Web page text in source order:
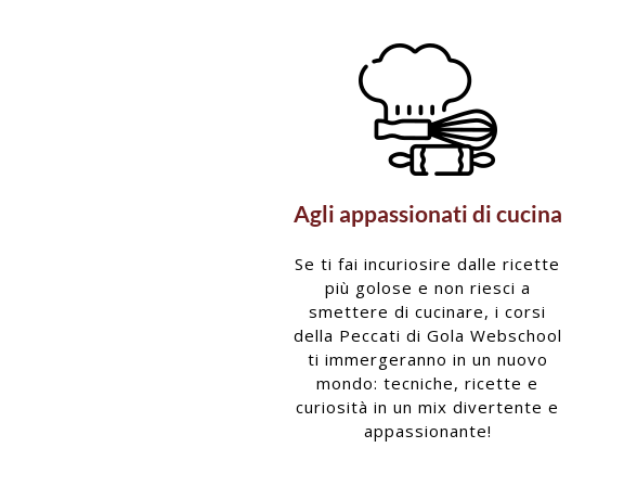
Agli appassionati di cucina
Se ti fai incuriosire dalle ricette
più golose e non riesci a
smettere di cucinare, i corsi
della Peccati di Gola Webschool
ti immergeranno in un nuovo
mondo: tecniche, ricette e
curiosità in un mix divertente e
appassionante!